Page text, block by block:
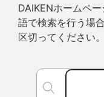
DAIKENホームペ
語で検索を行う場
区切ってください。